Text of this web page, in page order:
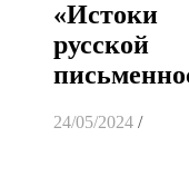
«Истоки
русской
24/05/2024 /